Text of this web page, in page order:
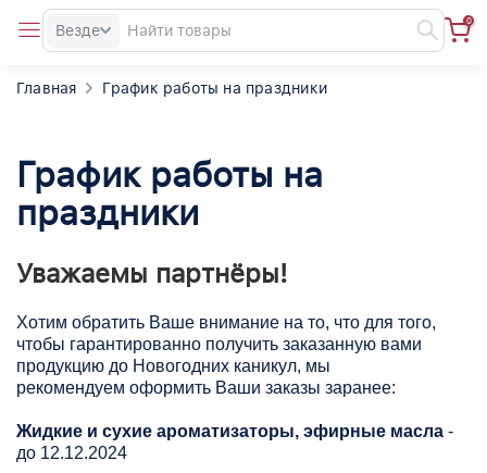
Везде
0
Главная График работы на праздники
График работы на
праздники
Уважаемы партнёры!
Хотим обратить Ваше внимание на то, что для того,
чтобы гарантированно получить заказанную вами
продукцию до Новогодних каникул, мы
рекомендуем оформить Ваши заказы заранее:
Жидкие и сухие ароматизаторы, эфирные масла -
до 12.12.2024